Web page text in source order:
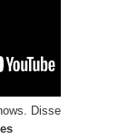
Disse